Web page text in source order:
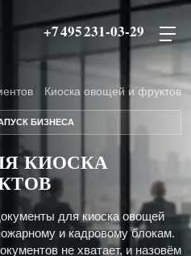
+7 495 231-03-29
Киоска овощей и фруктов
БИЗНЕСА
КИОСКА
для киоска овощей
и кадровому блокам.
не хватает, и назовём